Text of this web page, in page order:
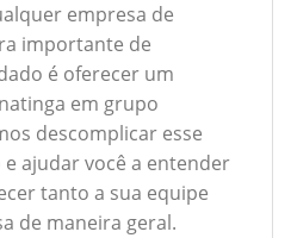
empresa de
importante de
é oferecer um
em grupo
descomplicar esse
ajudar você a entender
tanto a sua equipe
de maneira geral.